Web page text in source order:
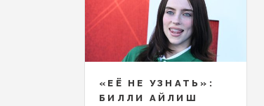
«ЕЁ НЕ УЗНАТЬ»:
БИЛЛИ АЙЛИШ